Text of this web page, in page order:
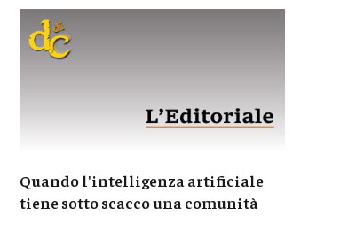
Quando l'intelligenza artificiale
tiene sotto scacco una comunità